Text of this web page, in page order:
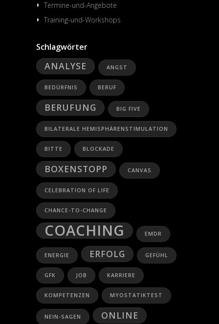
Termine-und-Angebote
Training-und-Workshops
Schlagwörter
ANALYSE ANGST
BEDÜRFNIS BERUF
BERUFUNG BIG FIVE
BILATERALE HEMISPHÄRENSTIMULATION
BITTE BLOCKADE
BOXENSTOPP CANVAS
CELEBRATION OF LIFE
CHANCE-TO-CHANGE
COACHING EMDR
ENERGIE ERFOLG GEFÜHL
GFK JOB KARRIERE
KOMPETENZEN MYOSTATIKTEST
NEIN-SAGEN ONLINE